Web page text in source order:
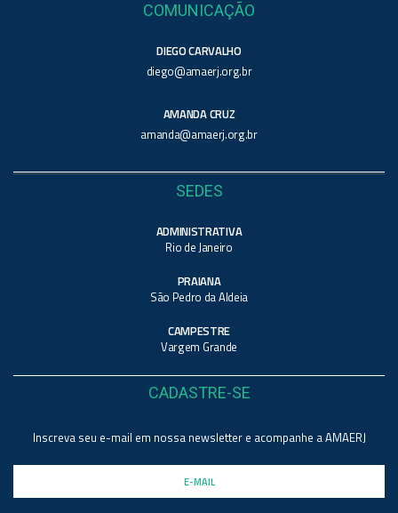
COMUNICAÇÃO
DIEGO CARVALHO
diego@amaerj.org.br
AMANDA CRUZ
amanda@amaerj.org.br
SEDES
ADMINISTRATIVA
Rio de Janeiro
PRAIANA
São Pedro da Aldeia
CAMPESTRE
Vargem Grande
CADASTRE-SE
Inscreva seu e-mail em nossa newsletter e acompanhe a AMAERJ